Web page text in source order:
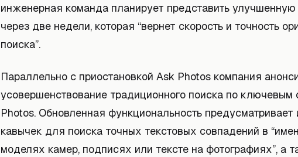
инженерная команда планирует представить
через две недели, которая “вернет скорость и точность
поиска”.
Параллельно с приостановкой Ask Photos компания
усовершенствование традиционного поиска по ключевым
Photos. Обновленная функциональность предусматривает
кавычек для поиска точных текстовых совпадений в
моделях камер, подписях или тексте на фотографиях”, а